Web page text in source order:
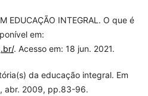
EDUCAÇÃO INTEGRAL. O que é
em:
. Acesso em: 18 jun. 2021.
da educação integral. Em
abr. 2009, pp.83-96.